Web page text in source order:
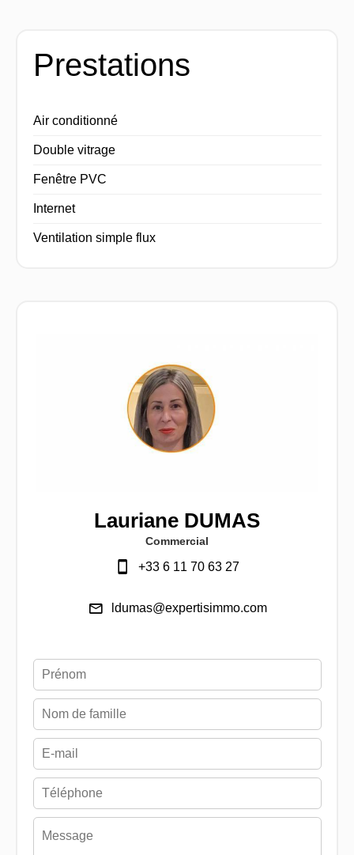
Prestations
Air conditionné
Double vitrage
Fenêtre PVC
Internet
Ventilation simple flux
Lauriane DUMAS
Commercial
+33 6 11 70 63 27
ldumas@expertisimmo.com